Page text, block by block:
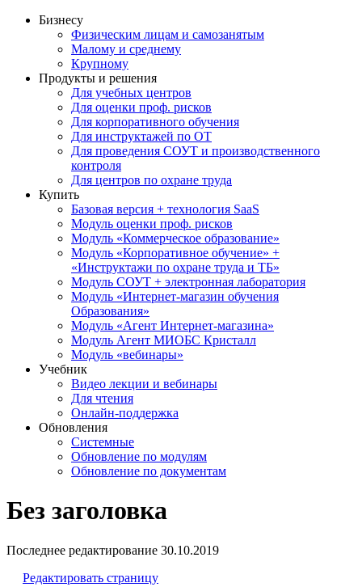
Бизнесу
Физическим лицам и самозанятым
Малому и среднему
Крупному
Продукты и решения
Для учебных центров
Для оценки проф. рисков
Для корпоративного обучения
Для инструктажей по ОТ
Для проведения СОУТ и производственного
контроля
Для центров по охране труда
Купить
Базовая версия + технология SaaS
Модуль оценки проф. рисков
Модуль «Коммерческое образование»
Модуль «Корпоративное обучение» +
«Инструктажи по охране труда и ТБ»
Модуль СОУТ + электронная лаборатория
Модуль «Интернет-магазин обучения
Образования»
Модуль «Агент Интернет-магазина»
Модуль Агент МИОБС Кристалл
Модуль «вебинары»
Учебник
Видео лекции и вебинары
Для чтения
Онлайн-поддержка
Обновления
Системные
Обновление по модулям
Обновление по документам
Без заголовка
Последнее редактирование 30.10.2019
Редактировать страницу